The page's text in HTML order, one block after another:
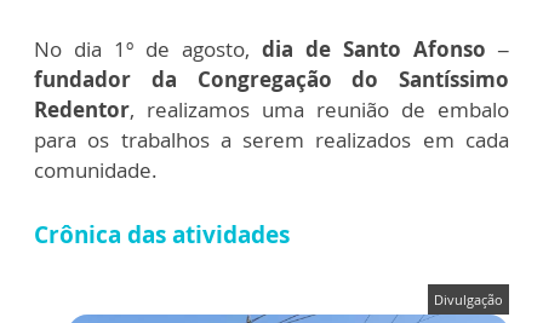
No dia 1º de agosto, dia de Santo Afonso –
fundador da Congregação do Santíssimo
Redentor, realizamos uma reunião de embalo
para os trabalhos a serem realizados em cada
comunidade.
Crônica das atividades
Divulgação